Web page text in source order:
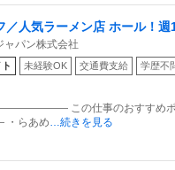
／人気ラーメン店 ホール！
クス東京ビーチ店
ャパン株式会社
未経験OK 交通費支給 学歴不
この仕事のおすすめ
らあめ…続きを見る